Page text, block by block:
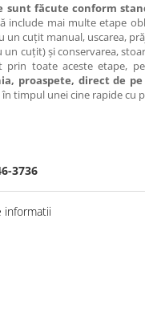
sunt făcute conform
include mai multe etape
un cuțit manual, uscarea,
cuțit) și conservarea,
prin toate aceste etape,
proaspete, direct de pe
timpul unei cine rapide cu
3736
informatii